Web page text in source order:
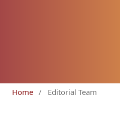
Home / Editorial Team